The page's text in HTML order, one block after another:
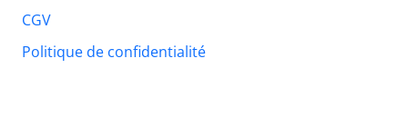
CGV
Politique de confidentialité